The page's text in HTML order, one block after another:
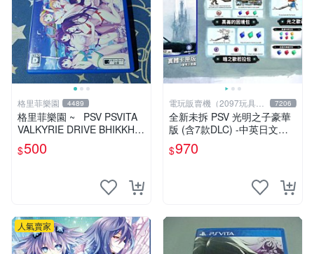
格里菲樂園 4489
格里菲樂園 ~ PSV PSVITA
VALKYRIE DRIVE BHIKKHU
NI 日本版
$500
電玩販賣機（2097玩具公
仔舖
7206
全新未拆 PSV 光明之子豪華
版 (含7款DLC) -中英日文亞
版- Child of Light
$970
人氣賣家